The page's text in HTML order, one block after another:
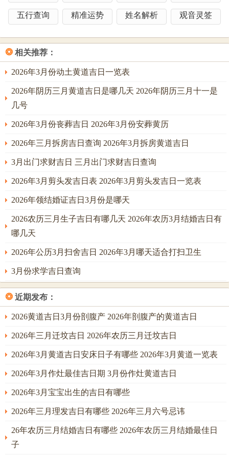
1.专家号预约方法
午9-11点！
2.线上问诊的吉时运用
以在吉日吉时（如巳时9-11点）进行远程咨询，增强医患沟
通效率。
六、特殊人群的择日要点
1.儿童同老人
优先选择天德、月德合日（如2月6日）；避免阴气重的申时
愈合！
2025年7月求医看病吉日查询
一、七月吉日全景扫描
1.最佳吉日推荐
7月5日（六月十一）：宜慢性病调理，忌动土修造
7月16日 （六月廿二）：金匮值日，手术成功率提升
二、每日吉时精准匹配
五行查询 精准运势 姓名解析 观音灵签
❂ 相关推荐：
2026年3月份动土黄道吉日一览表
2026年阴历三月黄道吉日是哪几天 2026年阴历三月十一是
几号
2026年3月份丧葬吉日 2026年3月份安葬黄历
2026年三月拆房吉日查询 2026年3月拆房黄道吉日
3月出门求财吉日 三月出门求财吉日查询
2026年3月剪头发吉日表 2026年3月剪头发吉日一览表
2026年领结婚证吉日3月份是哪天
2026农历三月生子吉日有哪几天 2026年农历3月结婚吉日有
哪几天
2026年公历3月扫舍吉日 2026年3月哪天适合打扫卫生
3月份求学吉日查询
❂ 近期发布：
2026黄道吉日3月份剖腹产 2026年剖腹产的黄道吉日
2026年三月迁坟吉日 2026年农历三月迁坟吉日
2026年3月黄道吉日安床日子有哪些 2026年3月黄道一览表
2026年3月作灶最佳吉日期 3月份作灶黄道吉日
2026年3月宝宝出生的吉日有哪些
2026年三月理发吉日有哪些 2026年三月六号忌讳
26年农历三月结婚吉日有哪些 2026年农历三月结婚最佳日
子